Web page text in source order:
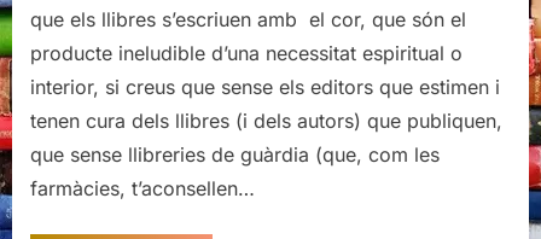
que els llibres s’escriuen amb el cor, que són el
producte ineludible d’una necessitat espiritual o
interior, si creus que sense els editors que estimen i
tenen cura dels llibres (i dels autors) que publiquen,
que sense llibreries de guàrdia (que, com les
farmàcies, t’aconsellen…